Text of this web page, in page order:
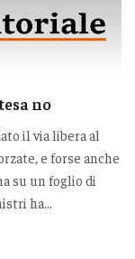
no
il via libera al
e forse anche
su un foglio di
ha...